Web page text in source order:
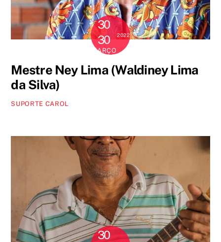
30
30
MARÇO
2022
Mestre Ney Lima (Waldiney Lima
da Silva)
SUPORTE CAROL
30